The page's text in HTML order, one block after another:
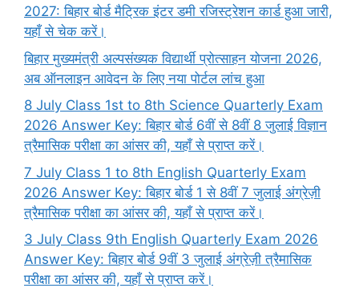
2027: बिहार बोर्ड मैट्रिक इंटर डमी रजिस्ट्रेशन कार्ड हुआ जारी,
यहाँ से चेक करें।
बिहार मुख्यमंत्री अल्पसंख्यक विद्यार्थी प्रोत्साहन योजना 2026,
अब ऑनलाइन आवेदन के लिए नया पोर्टल लांच हुआ
8 July Class 1st to 8th Science Quarterly Exam
2026 Answer Key: बिहार बोर्ड 6वीं से 8वीं 8 जुलाई विज्ञान
त्रैमासिक परीक्षा का आंसर की, यहाँ से प्राप्त करें।
7 July Class 1 to 8th English Quarterly Exam
2026 Answer Key: बिहार बोर्ड 1 से 8वीं 7 जुलाई अंग्रेज़ी
त्रैमासिक परीक्षा का आंसर की, यहाँ से प्राप्त करें।
3 July Class 9th English Quarterly Exam 2026
Answer Key: बिहार बोर्ड 9वीं 3 जुलाई अंग्रेज़ी त्रैमासिक
परीक्षा का आंसर की, यहाँ से प्राप्त करें।